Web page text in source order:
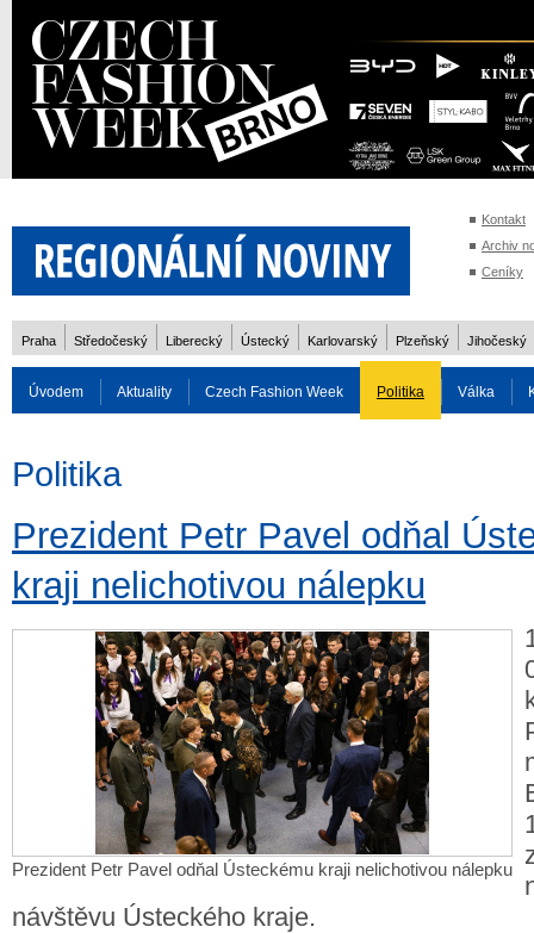
Kontakt
Archiv
Ceníky
Praha Středočeský Liberecký Ústecký Karlovarský Plzeňský Jihočeský
Úvodem Aktuality Czech Fashion Week Politika Válka
Politika
Prezident Petr Pavel odňal
kraji nelichotivou nálepku
Prezident Petr Pavel odňal Ústeckému kraji nelichotivou nálepku
návštěvu Ústeckého kraje.